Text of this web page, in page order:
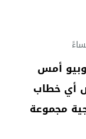
أمس
أي خطاب
مجموعة